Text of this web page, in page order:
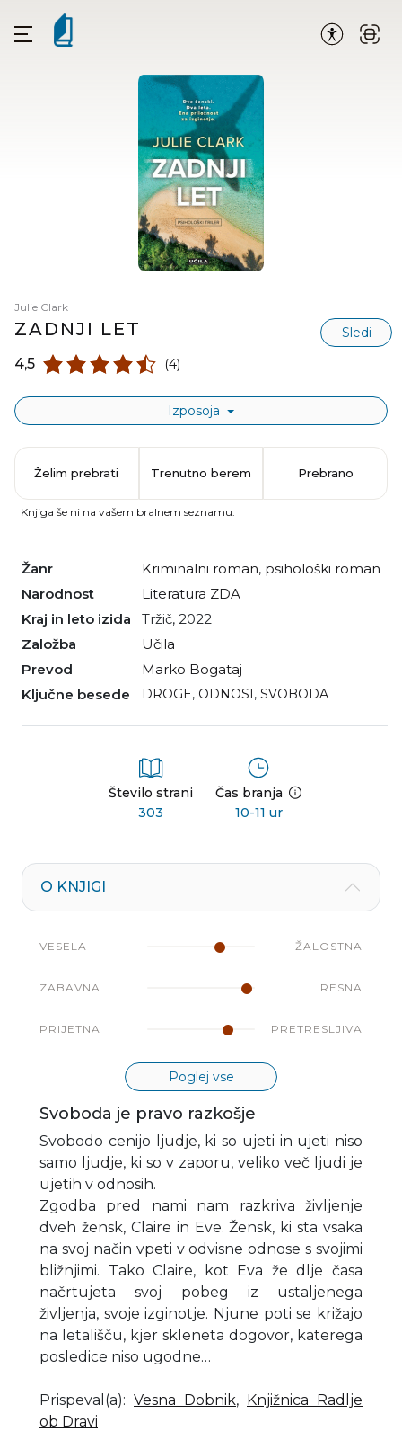
Julie Clark
ZADNJI LET Sledi
4,5 (4)
Izposoja
Žanr kriminalni roman, psihološki roman
Narodnost
literatura ZDA
Kraj in leto izida
Tržič, 2022
Založba
Učila
Prevod
Marko Bogataj
Ključne besede
DROGE, ODNOSI, SVOBODA
Število strani
303
Čas branja
10-11 ur
Želim prebrati Trenutno berem Prebrano
Knjiga še ni na vašem bralnem seznamu.
O KNJIGI
VESELA ŽALOSTNA
ZABAVNA RESNA
PRIJETNA PRETRESLJIVA
Poglej vse
Svoboda je pravo razkošje
Svobodo cenijo ljudje, ki so ujeti in ujeti niso
samo ljudje, ki so v zaporu, veliko več ljudi je
ujetih v odnosih.
Zgodba pred nami nam razkriva življenje
dveh žensk, Claire in Eve. Žensk, ki sta vsaka
na svoj način vpeti v odvisne odnose s svojimi
bližnjimi. Tako Claire, kot Eva že dlje časa
načrtujeta svoj pobeg iz ustaljenega
življenja, svoje izginotje. Njune poti se križajo
na letališču, kjer skleneta dogovor, katerega
posledice niso ugodne…
Prispeval(a): Vesna Dobnik, Knjižnica Radlje
ob Dravi